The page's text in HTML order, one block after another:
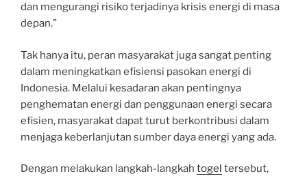
dan mengurangi risiko terjadinya krisis energi di masa
depan.”
Tak hanya itu, peran masyarakat juga sangat penting
dalam meningkatkan efisiensi pasokan energi di
Indonesia. Melalui kesadaran akan pentingnya
penghematan energi dan penggunaan energi secara
efisien, masyarakat dapat turut berkontribusi dalam
menjaga keberlanjutan sumber daya energi yang ada.
Dengan melakukan langkah-langkah togel tersebut,